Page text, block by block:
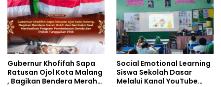
Gubernur Khofifah Sapa
Ratusan Ojol Kota Malang
, Bagikan Bendera Merah
Social Emotional Learning
Siswa Sekolah Dasar
Melalui Kanal YouTube